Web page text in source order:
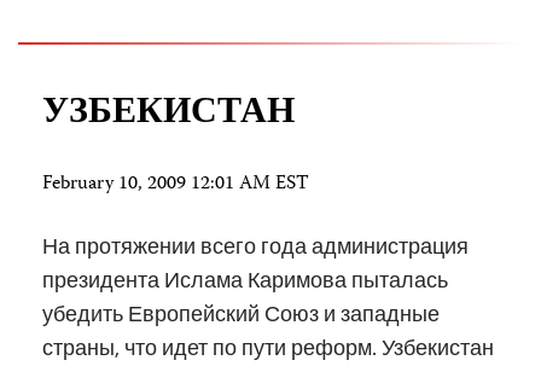
УЗБЕКИСТАН
February 10, 2009 12:01 AM EST
На протяжении всего года администрация
президента Ислама Каримова пыталась
убедить Европейский Союз и западные
страны, что идет по пути реформ. Узбекистан